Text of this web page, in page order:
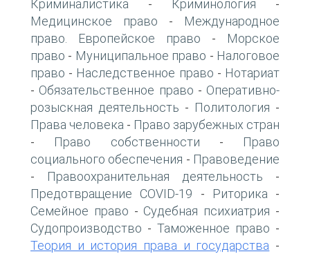
Криминалистика - Криминология -
Медицинское право -
Международное
право. Европейское право -
Морское
право - Муниципальное право - Налоговое
право - Наследственное право - Нотариат
- Обязательственное право - Оперативно-
розыскная деятельность - Политология -
Права человека - Право зарубежных стран
- Право собственности -
Право
социального обеспечения - Правоведение
- Правоохранительная деятельность -
Предотвращение COVID-19 - Риторика -
Семейное право - Судебная психиатрия -
Судопроизводство - Таможенное право -
Теория и история права и государства -